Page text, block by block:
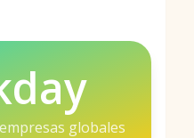
globales